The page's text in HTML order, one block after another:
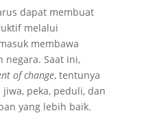
dapat membuat
melalui
membawa
negara. Saat ini,
of change, tentunya
peka, peduli, dan
yang lebih baik.